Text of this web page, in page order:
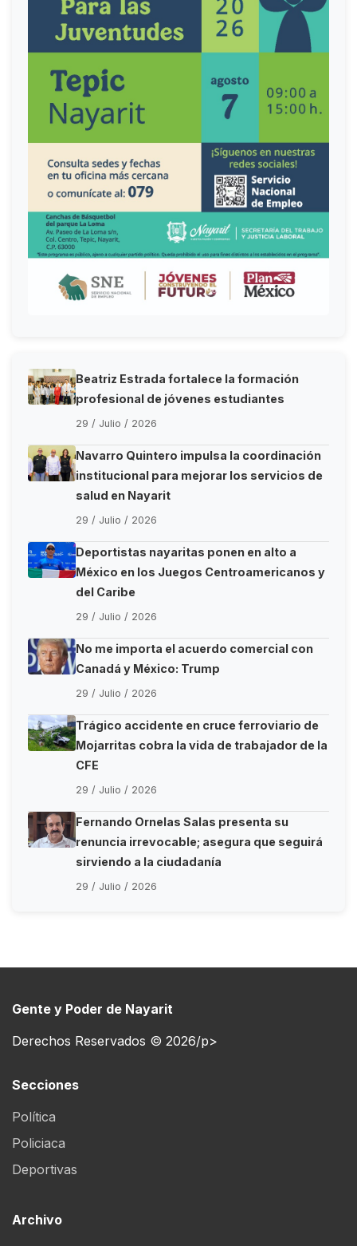
Beatriz Estrada fortalece la formación
profesional de jóvenes estudiantes
29 / Julio / 2026
Navarro Quintero impulsa la coordinación
institucional para mejorar los servicios de
salud en Nayarit
29 / Julio / 2026
Deportistas nayaritas ponen en alto a
México en los Juegos Centroamericanos y
del Caribe
29 / Julio / 2026
No me importa el acuerdo comercial con
Canadá y México: Trump
29 / Julio / 2026
Trágico accidente en cruce ferroviario de
Mojarritas cobra la vida de trabajador de la
CFE
29 / Julio / 2026
Fernando Ornelas Salas presenta su
renuncia irrevocable; asegura que seguirá
sirviendo a la ciudadanía
29 / Julio / 2026
Gente y Poder de Nayarit
Derechos Reservados © 2026/p>
Secciones
Política
Policiaca
Deportivas
Archivo